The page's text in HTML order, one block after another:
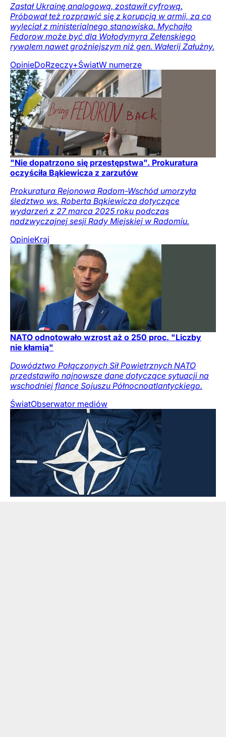
Zastał Ukrainę analogową, zostawił cyfrową.
Próbował też rozprawić się z korupcją w armii, za co
wyleciał z ministerialnego stanowiska. Mychajło
Fedorow może być dla Wołodymyra Zełenskiego
rywalem nawet groźniejszym niż gen. Wałerij Załużny.
OpinieDoRzeczy+ŚwiatW numerze
"Nie dopatrzono się przestępstwa". Prokuratura
oczyściła Bąkiewicza z zarzutów
Prokuratura Rejonowa Radom-Wschód umorzyła
śledztwo ws. Roberta Bąkiewicza dotyczące
wydarzeń z 27 marca 2025 roku podczas
nadzwyczajnej sesji Rady Miejskiej w Radomiu.
OpinieKraj
NATO odnotowało wzrost aż o 250 proc. "Liczby
nie kłamią"
Dowództwo Połączonych Sił Powietrznych NATO
przedstawiło najnowsze dane dotyczące sytuacji na
wschodniej flance Sojuszu Północnoatlantyckiego.
ŚwiatObserwator mediów